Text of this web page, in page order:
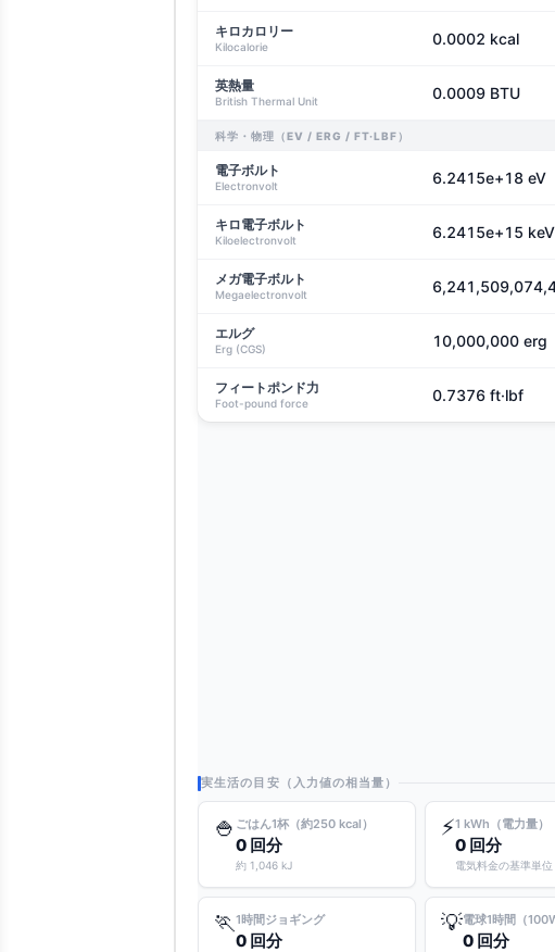
キロカロリー
Kilocalorie 0.0002 kcal
英熱量
British Thermal Unit 0.0009 BTU
科学・物理（EV / ERG / FT·LBF）
電子ボルト
Electronvolt 6.2415e+18 eV
キロ電子ボルト
Kiloelectronvolt 6.2415e+15 keV
メガ電子ボルト
Megaelectronvolt
エルグ
Erg (CGS) 10,000,000 erg
フィートポンド力
Foot-pound force 0.7376 ft·lbf
実生活の目安（入力値の相当量）
🍚 ごはん1杯（約250 kcal）
0 回分
約 1,046 kJ
⚡1 kWh（電力量）
0 回分
電気料金の基準単位
🏃1時間ジョギング
0 回分
💡電球1時間（
0 回分